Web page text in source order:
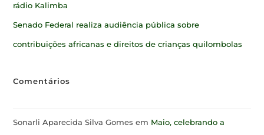
rádio Kalimba
Senado Federal realiza audiência pública sobre
contribuições africanas e direitos de crianças quilombolas
Comentários
Sonarli Aparecida Silva Gomes em Maio, celebrando a